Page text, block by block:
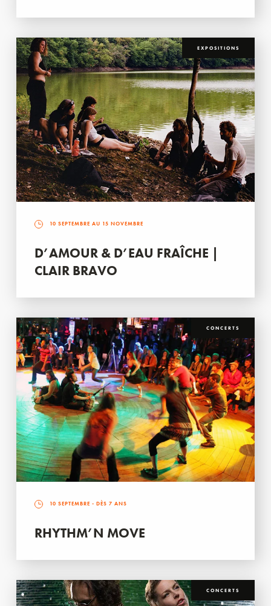
EXPOSITIONS
10 SEPTEMBRE AU 15 NOVEMBRE
D’AMOUR & D’EAU FRAÎCHE |
CLAIR BRAVO
CONCERTS
10 SEPTEMBRE - DÈS 7 ANS
RHYTHM’N MOVE
CONCERTS